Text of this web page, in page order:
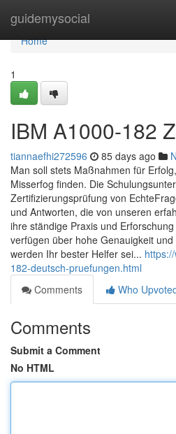
guidemysocial
Home
Home
1
IBM A1000-182
tiannaefhi272596 85 days ago
Man soll stets Maßnahmen für
Misserfog finden. Die
Zertifizierungsprüfung von
und Antworten, die von unseren
ihre ständige Praxis und
verfügen über hohe Genauigkeit
werden Ihr bester Helfer sei...
182-deutsch-pruefungen.html
Comments
Who
Comments
Submit a Comment
No HTML